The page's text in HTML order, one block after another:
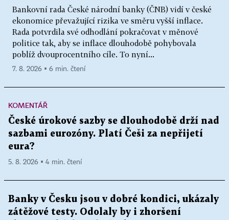
Bankovní rada České národní banky (ČNB) vidí v české
ekonomice převažující rizika ve směru vyšší inflace.
Rada potvrdila své odhodlání pokračovat v měnové
politice tak, aby se inflace dlouhodobě pohybovala
poblíž dvouprocentního cíle. To nyní...
7. 8. 2026 ▪ 6 min. čtení
KOMENTÁŘ
České úrokové sazby se dlouhodobě drží nad
sazbami eurozóny. Platí Češi za nepřijetí
eura?
5. 8. 2026 ▪ 4 min. čtení
Banky v Česku jsou v dobré kondici, ukázaly
zátěžové testy. Odolaly by i zhoršení